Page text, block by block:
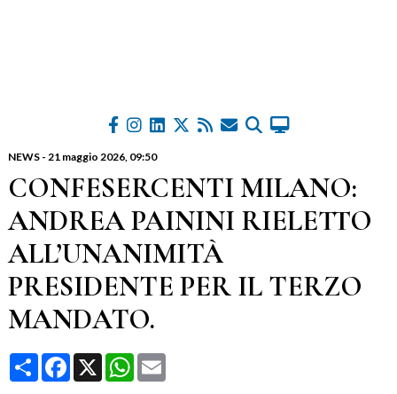
NEWS- 21 maggio 2026, 09:50
CONFESERCENTI MILANO:
ANDREA PAININI RIELETTO
ALL’UNANIMITÀ
PRESIDENTE PER IL TERZO
MANDATO.
CondividiFacebook
X WhatsApp
Email